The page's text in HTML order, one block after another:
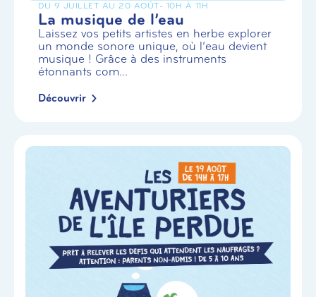
DU 9 JUILLET AU 20 AOÛT- 10H À 11H
La musique de l’eau
Laissez vos petits artistes en herbe explorer
un monde sonore unique, où l’eau devient
musique ! Grâce à des instruments
étonnants com...
Découvrir